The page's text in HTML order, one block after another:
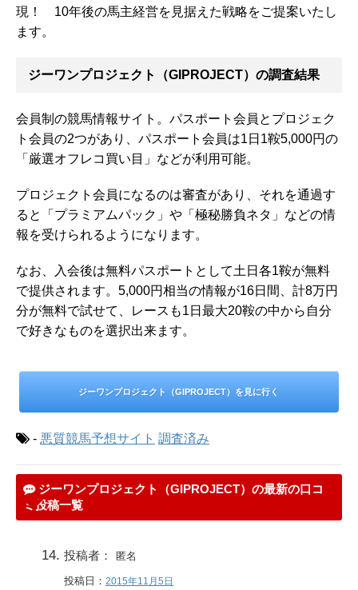
現！ 10年後の馬主経営を見据えた戦略をご提案いたし
ます。
ジーワンプロジェクト（GIPROJECT）の調査結果
会員制の競馬情報サイト。パスポート会員とプロジェク
ト会員の2つがあり、パスポート会員は1日1鞍5,000円の
「厳選オフレコ買い目」などが利用可能。
プロジェクト会員になるのは審査があり、それを通過す
ると「プラミアムパック」や「極秘勝負ネタ」などの情
報を受けられるようになります。
なお、入会後は無料パスポートとして土日各1鞍が無料
で提供されます。5,000円相当の情報が16日間、計8万円
分が無料で試せて、レースも1日最大20鞍の中から自分
で好きなものを選択出来ます。
ジーワンプロジェクト（GIPROJECT）を見に行く
- 悪質競馬予想サイト 調査済み
ジーワンプロジェクト（GIPROJECT）の最新の口コ
ミ投稿一覧
投稿者： 匿名
投稿日： 2015年11月5日